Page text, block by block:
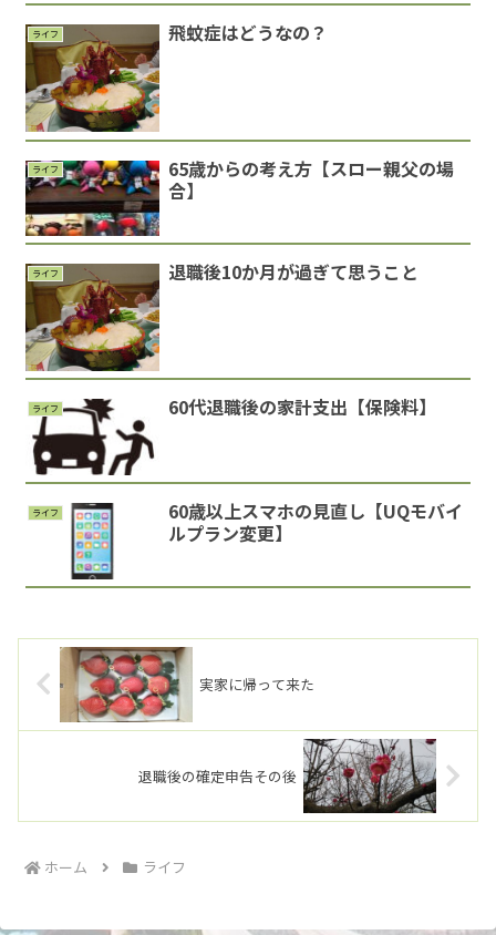
ライフ 飛蚊症はどうなの？
ライフ
65歳からの考え方【スロー親父の場
合】
ライフ 退職後10か月が過ぎて思うこと
ライフ 60代退職後の家計支出【保険料】
ライフ
60歳以上スマホの見直し【UQモバイ
ルプラン変更】
実家に帰って来た
退職後の確定申告その後
ホーム ライフ